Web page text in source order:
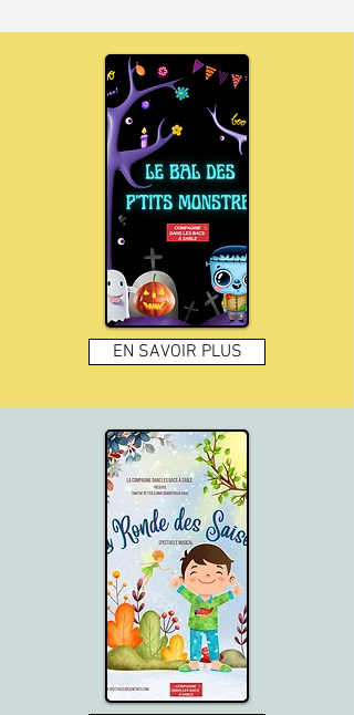
EN SAVOIR PLUS